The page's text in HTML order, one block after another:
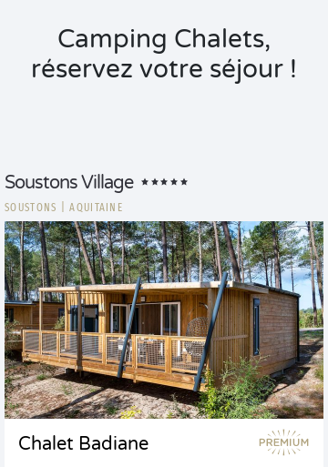
Camping Chalets,
réservez votre séjour !
Soustons Village
SOUSTONS |AQUITAINE
Chalet Badiane